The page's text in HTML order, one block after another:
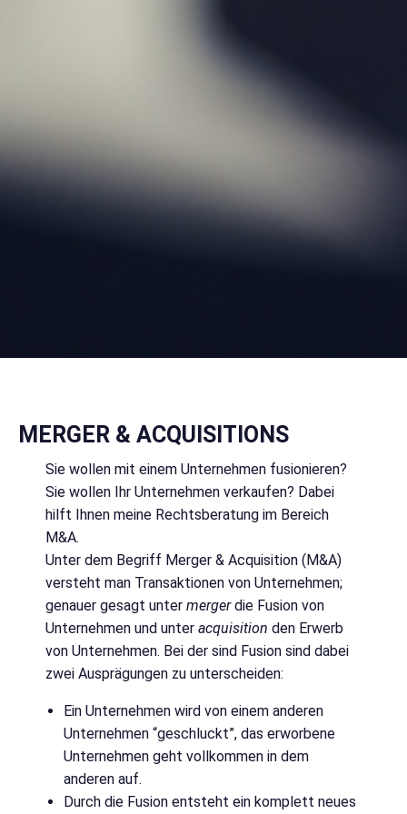
MERGER & ACQUISITIONS
Sie wollen mit einem Unternehmen fusionieren?
Sie wollen Ihr Unternehmen verkaufen? Dabei
hilft Ihnen meine Rechtsberatung im Bereich
M&A.
Unter dem Begriff Merger & Acquisition (M&A)
versteht man Transaktionen von Unternehmen;
genauer gesagt unter mergerdie Fusion von
Unternehmen und unter acquisition den Erwerb
von Unternehmen. Bei der sind Fusion sind dabei
zwei Ausprägungen zu unterscheiden:
Ein Unternehmen wird von einem anderen
Unternehmen “geschluckt”, das erworbene
Unternehmen geht vollkommen in dem
anderen auf.
Durch die Fusion entsteht ein komplett neues